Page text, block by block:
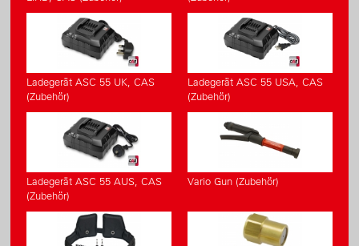
Ladegerät ASC 55 UK, CAS
(Zubehör)
Ladegerät ASC 55 USA, CAS
(Zubehör)
Ladegerät ASC 55 AUS, CAS
(Zubehör)
Vario Gun (Zubehör)